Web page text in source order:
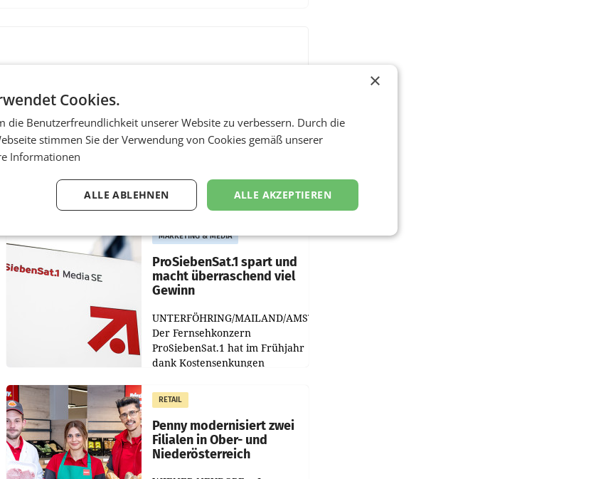
MARKETING & MEDIA
ProSiebenSat.1 spart und
macht überraschend viel
Gewinn
UNTERFÖHRING/MAILAND/AMSTERDAM.
Der Fernsehkonzern
ProSiebenSat.1 hat im Frühjahr
dank Kostensenkungen
gemacht und die
Markterwartung deutlich
übertroffen.
RETAIL
Penny modernisiert zwei
Filialen in Ober- und
Niederösterreich
×
Cookies.
die Benutzerfreundlichkeit unserer Website zu verbessern. Durch die
stimmen Sie der Verwendung von Cookies gemäß unserer
Informationen
ALLE AKZEPTIEREN
ALLE ABLEHNEN